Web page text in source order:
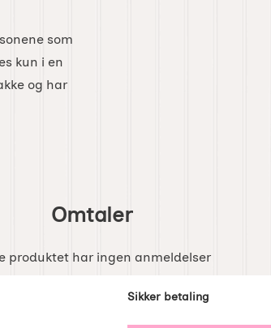
som
kun i en
og har
Omtaler
produktet har ingen anmeldelser
Sikker betaling